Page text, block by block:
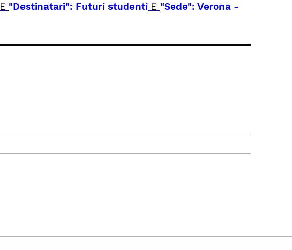
E "Destinatari": Futuri studenti E "Sede": Verona -